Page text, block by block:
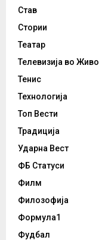
Став
Стории
Театар
Телевизија во Живо
Тенис
Технологија
Топ Вести
Традиција
Ударна Вест
ФБ Статуси
Филм
Филозофија
Формула1
Фудбал